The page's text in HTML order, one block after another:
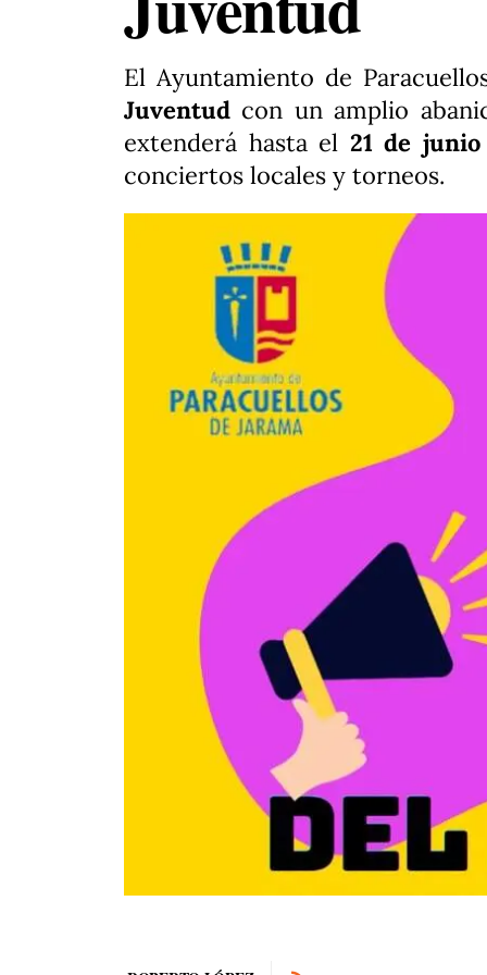
El Ayuntamiento de
Juventud con un amplio
extenderá hasta el 21 de junio
conciertos locales y torneos.